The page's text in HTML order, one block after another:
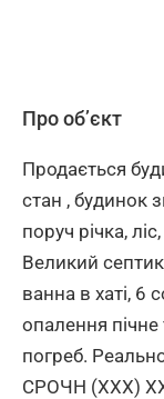
Про об’єкт
Продається
стан , будинок
поруч річка,
Великий
ванна в хаті, 6
опалення
погреб.
СРОЧН (XXX)